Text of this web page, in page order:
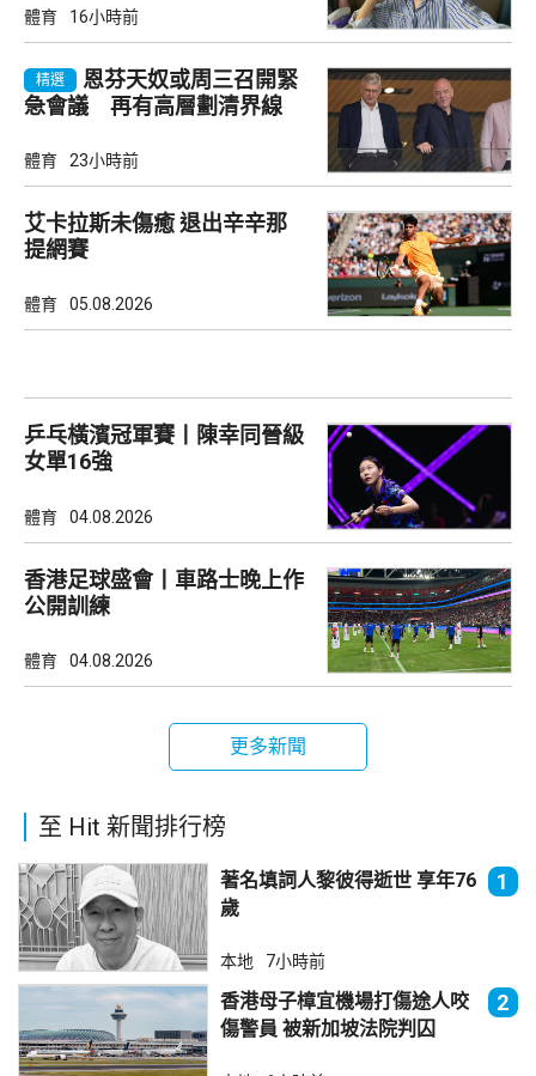
體育 16小時前
精選
恩芬天奴或周三召開緊
急會議 再有高層劃清界線
體育 23小時前
艾卡拉斯未傷癒 退出辛辛那
提網賽
體育 05.08.2026
乒乓橫濱冠軍賽丨陳幸同晉級
女單16強
體育 04.08.2026
香港足球盛會丨車路士晚上作
公開訓練
體育 04.08.2026
更多新聞
至 Hit 新聞排行榜
著名填詞人黎彼得逝世 享年76
歲
1
本地 7小時前
香港母子樟宜機場打傷途人咬
傷警員 被新加坡法院判囚
2